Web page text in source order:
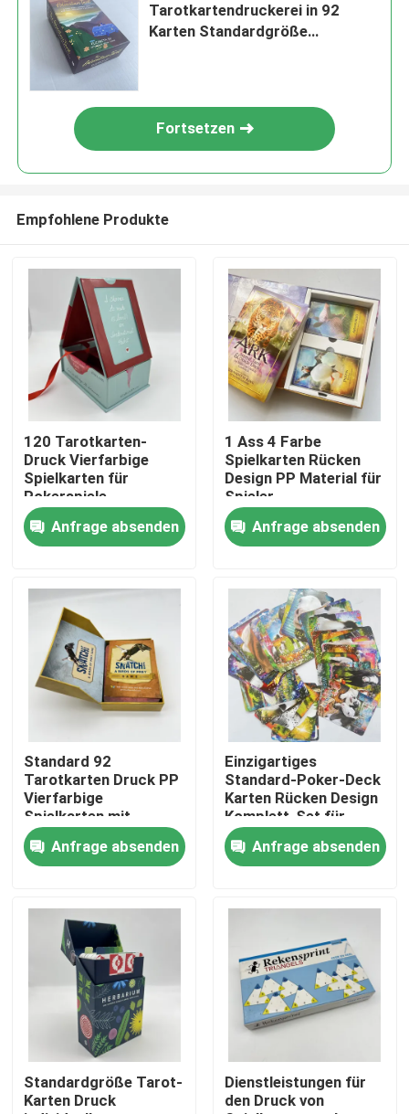
Produkte
Videos
Über uns
Ressource
Nachrichten
Fordern Sie ein Zitat
Kaffeetafelbuchdruckerei
Tarotkarten drucken
Tarotkartendruckerei in 92
Karten Standardgröße
Fortsetzen
Empfohlene Produkte
120 Tarotkarten-
Druck Vierfarbige
Spielkarten für
Pokerspiele
Anfrage absenden
1 Ass 4 Farbe
Spielkarten Rücken
Design PP Material für
Spieler
Anfrage absenden
Standard 92
Tarotkarten Druck PP
Vierfarbige
Spielkarten mit
Rückendesign
Anfrage absenden
Einzigartiges
Standard-Poker-Deck
Karten Rücken Design
Komplett-Set für
Kartenspiele
Anfrage absenden
Standardgröße Tarot-
Karten Druck
Dienstleistungen für
den Druck von